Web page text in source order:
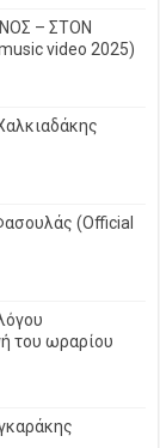
– ΣΤΟΝ
video 2025)
(Official
του ωραρίου